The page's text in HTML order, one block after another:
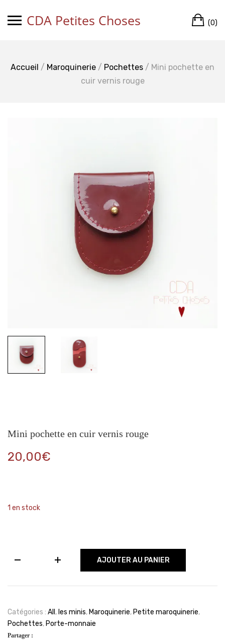
CDA Petites Choses (0)
Accueil / Maroquinerie / Pochettes / Mini pochette en
cuir vernis rouge
Mini pochette en cuir vernis rouge
20,00€
1 en stock
pochette
cuir
vernis
rouge
AJOUTER AU PANIER
Catégories : All , les minis, Maroquinerie, Petite maroquinerie,
Pochettes, Porte-monnaie
Partager :